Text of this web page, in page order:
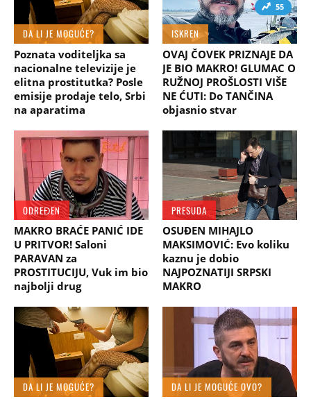
DA LI JE MOGUĆE?
Poznata voditeljka sa
nacionalne televizije je
elitna prostitutka? Posle
emisije prodaje telo, Srbi
na aparatima
55
ISKREN
OVAJ ČOVEK PRIZNAJE DA
JE BIO MAKRO! GLUMAC O
RUŽNOJ PROŠLOSTI VIŠE
NE ĆUTI: Do TANČINA
objasnio stvar
ODREĐEN
MAKRO BRAĆE PANIĆ IDE
U PRITVOR! Saloni
PARAVAN za
PROSTITUCIJU, Vuk im bio
najbolji drug
PRESUDA
OSUĐEN MIHAJLO
MAKSIMOVIĆ: Evo koliku
kaznu je dobio
NAJPOZNATIJI SRPSKI
MAKRO
DA LI JE MOGUĆE?
DA LI JE MOGUĆE OVO?